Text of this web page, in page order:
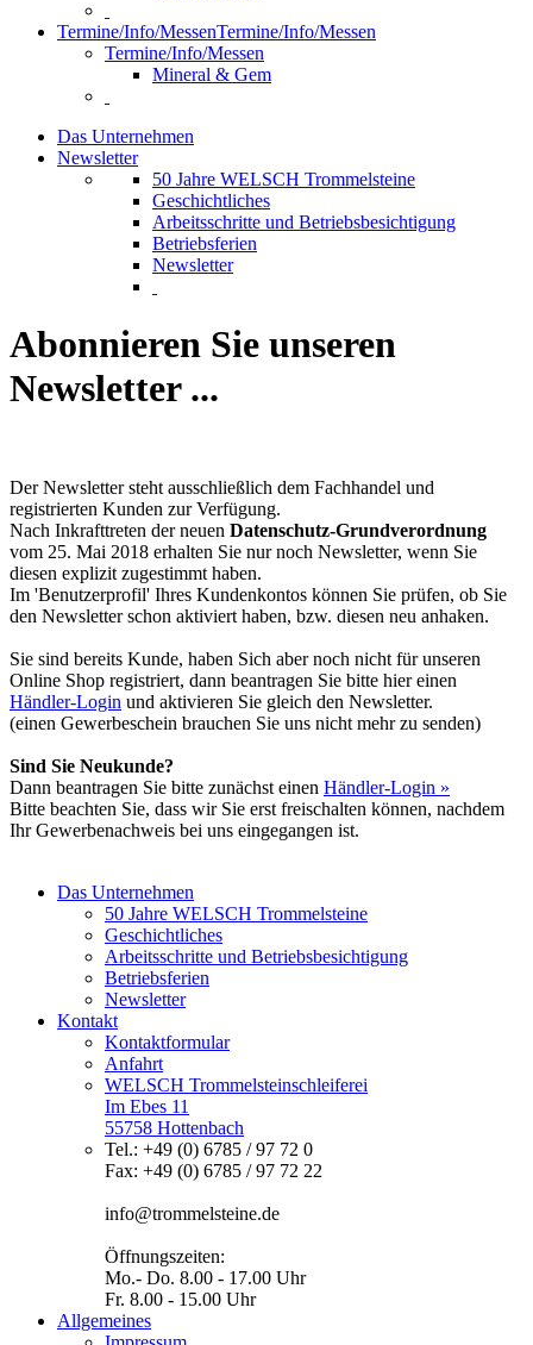
Termine/Info/MessenTermine/Info/Messen
Termine/Info/Messen
Mineral & Gem
Das Unternehmen
Newsletter
50 Jahre WELSCH Trommelsteine
Geschichtliches
Arbeitsschritte und Betriebsbesichtigung
Betriebsferien
Newsletter
Abonnieren Sie unseren
Newsletter ...
Der Newsletter steht ausschließlich dem Fachhandel und
registrierten Kunden zur Verfügung.
Nach Inkrafttreten der neuen Datenschutz-Grundverordnung
vom 25. Mai 2018 erhalten Sie nur noch Newsletter, wenn Sie
diesen explizit zugestimmt haben.
Im 'Benutzerprofil' Ihres Kundenkontos können Sie prüfen, ob Sie
den Newsletter schon aktiviert haben, bzw. diesen neu anhaken.
Sie sind bereits Kunde, haben Sich aber noch nicht für unseren
Online Shop registriert, dann beantragen Sie bitte hier einen
Händler-Login und aktivieren Sie gleich den Newsletter.
(einen Gewerbeschein brauchen Sie uns nicht mehr zu senden)
Sind Sie Neukunde?
Dann beantragen Sie bitte zunächst einen Händler-Login »
Bitte beachten Sie, dass wir Sie erst freischalten können, nachdem
Ihr Gewerbenachweis bei uns eingegangen ist.
Das Unternehmen
50 Jahre WELSCH Trommelsteine
Geschichtliches
Arbeitsschritte und Betriebsbesichtigung
Betriebsferien
Newsletter
Kontakt
Kontaktformular
Anfahrt
WELSCH Trommelsteinschleiferei
Im Ebes 11
55758 Hottenbach
Tel.: +49 (0) 6785 / 97 72 0
Fax: +49 (0) 6785 / 97 72 22
info@trommelsteine.de
Öffnungszeiten:
Mo.- Do. 8.00 - 17.00 Uhr
Fr. 8.00 - 15.00 Uhr
Allgemeines